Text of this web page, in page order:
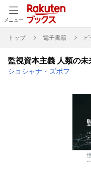
メニュー
トップ 電子書籍
監視資本主義 人類の
ショシャナ・ズボフ